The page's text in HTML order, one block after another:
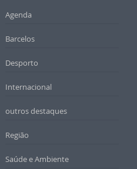
Agenda
Barcelos
Desporto
Internacional
outros destaques
Região
Saúde e Ambiente